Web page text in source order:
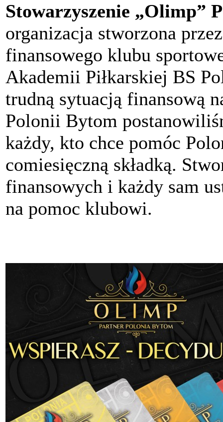
Stowarzyszenie „Olimp”
organizacja stworzona
finansowego klubu
Akademii Piłkarskiej BS
trudną sytuacją finansową
Polonii Bytom
każdy, kto chce pomóc
comiesięczną składką.
finansowych i każdy sam
na pomoc klubowi.